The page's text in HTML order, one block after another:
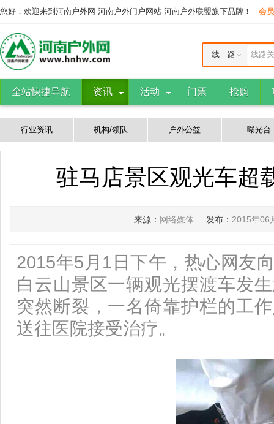
您好，欢迎来到河南户外网-河南户外门户网站-河南户外联盟旗下品牌！ 会
线路
线 路
全站快捷导航 资讯 活动 门票 抢购
行业资讯 机构/领队 户外公益 曝光台
驻马店景区观光车超
来源： 网络媒体 发布： 2015年06
2015年5月1日下午，热心网友
白云山景区一辆观光摆渡车发
突然断裂，一名倚靠护栏的工
送往医院接受治疗。